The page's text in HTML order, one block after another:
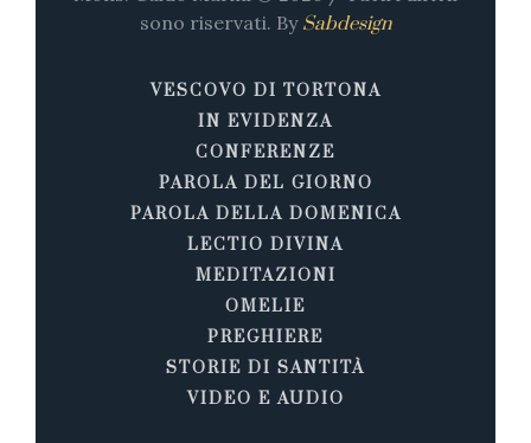
sono riservati. By Sabdesign
VESCOVO DI TORTONA
IN EVIDENZA
CONFERENZE
PAROLA DEL GIORNO
PAROLA DELLA DOMENICA
LECTIO DIVINA
MEDITAZIONI
OMELIE
PREGHIERE
STORIE DI SANTITÀ
VIDEO E AUDIO